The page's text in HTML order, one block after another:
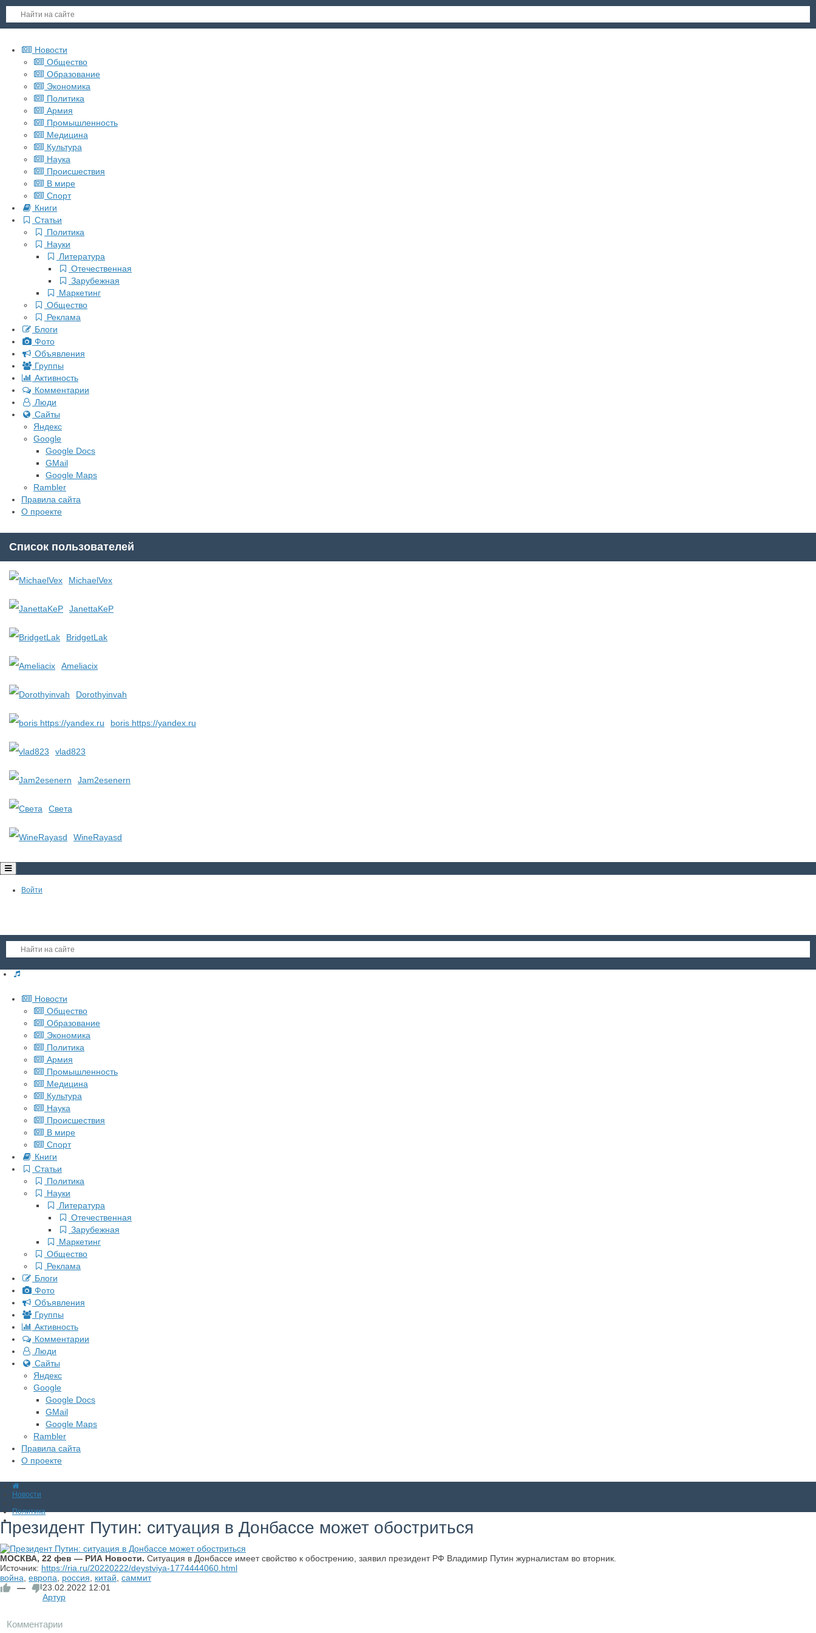
Новости
Общество
Образование
Экономика
Политика
Армия
Промышленность
Медицина
Культура
Наука
Происшествия
В мире
Спорт
Книги
Статьи
Политика
Науки
Литература
Отечественная
Зарубежная
Маркетинг
Общество
Реклама
Блоги
Фото
Объявления
Группы
Активность
Комментарии
Люди
Сайты
Яндекс
Google
Google Docs
GMail
Google Maps
Rambler
Правила сайта
О проекте
Список пользователей
MichaelVex
JanettaKeP
BridgetLak
Ameliacix
Dorothyinvah
boris https://yandex.ru
vlad823
Jam2esenern
Света
WineRayasd
Toggle
navigation
Войти
Гость
Войти
Регистрация
Новости
Общество
Образование
Экономика
Политика
Армия
Промышленность
Медицина
Культура
Наука
Происшествия
В мире
Спорт
Книги
Статьи
Политика
Науки
Литература
Отечественная
Зарубежная
Маркетинг
Общество
Реклама
Блоги
Фото
Объявления
Группы
Активность
Комментарии
Люди
Сайты
Яндекс
Google
Google Docs
GMail
Google Maps
Rambler
Правила сайта
О проекте
Новости
Политика
Президент Путин: ситуация в Донбассе может обостриться
МОСКВА, 22 фев — РИА Новости. Ситуация в Донбассе имеет свойство к обострению, заявил президент РФ Владимир Путин журналистам во вторник.
Источник: https://ria.ru/20220222/deystviya-1774444060.html
война европа россия китай саммит
—
23.02.2022 12:01
Артур
Комментарии